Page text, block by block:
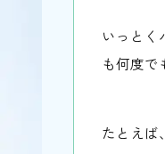
いっとく
も何度で
たとえば、